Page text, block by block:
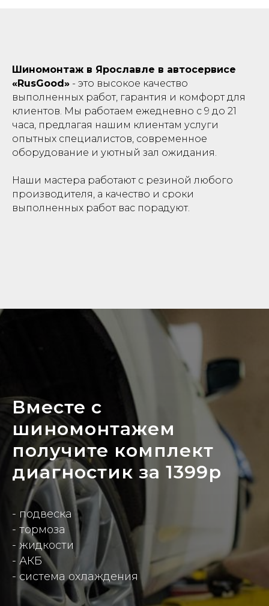
Шиномонтаж в Ярославле в автосервисе
«RusGood» - это высокое качество
выполненных работ, гарантия и комфорт для
клиентов. Мы работаем ежедневно с 9 до 21
часа, предлагая нашим клиентам услуги
опытных специалистов, современное
оборудование и уютный зал ожидания.
Наши мастера работают с резиной любого
производителя, а качество и сроки
выполненных работ вас порадуют.
Вместе с
шиномонтажем
получите комплект
диагностик за 1399р
- подвеска
- тормоза
- жидкости
- АКБ
- система охлаждения